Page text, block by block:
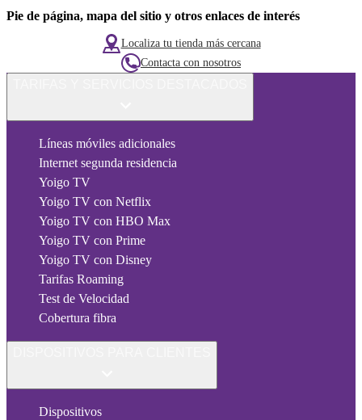
Pie de página, mapa del sitio y otros enlaces de interés
Localiza tu tienda más cercana
Contacta con nosotros
Líneas móviles adicionales
Internet segunda residencia
Yoigo TV
Yoigo TV con Netflix
Yoigo TV con HBO Max
Yoigo TV con Prime
Yoigo TV con Disney
Tarifas Roaming
Test de Velocidad
Cobertura fibra
Dispositivos